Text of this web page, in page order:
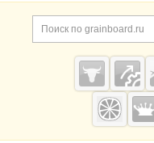
Cсылки на